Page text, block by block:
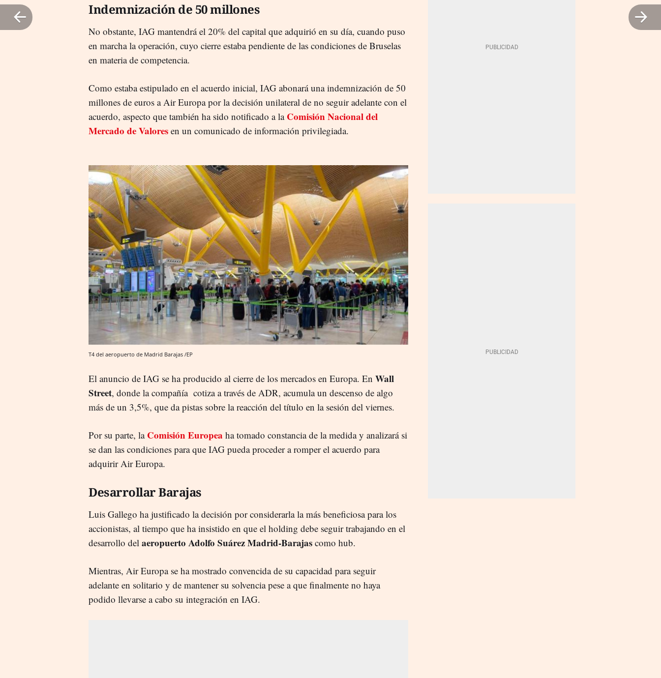
Indemnización de 50 millones
No obstante, IAG mantendrá el 20% del capital que adquirió en su día, cuando puso
en marcha la operación, cuyo cierre estaba pendiente de las condiciones de Bruselas
en materia de competencia.
Como estaba estipulado en el acuerdo inicial, IAG abonará una indemnización de 50
millones de euros a Air Europa por la decisión unilateral de no seguir adelante con el
acuerdo, aspecto que también ha sido notificado a la Comisión Nacional del
Mercado de Valores en un comunicado de información privilegiada.
T4 del aeropuerto de Madrid Barajas /EP
El anuncio de IAG se ha producido al cierre de los mercados en Europa. En Wall
Street, donde la compañía cotiza a través de ADR, acumula un descenso de algo
más de un 3,5%, que da pistas sobre la reacción del título en la sesión del viernes.
Por su parte, la Comisión Europea ha tomado constancia de la medida y analizará si
se dan las condiciones para que IAG pueda proceder a romper el acuerdo para
adquirir Air Europa.
Desarrollar Barajas
Luis Gallego ha justificado la decisión por considerarla la más beneficiosa para los
accionistas, al tiempo que ha insistido en que el holding debe seguir trabajando en el
desarrollo del aeropuerto Adolfo Suárez Madrid-Barajas como hub.
Mientras, Air Europa se ha mostrado convencida de su capacidad para seguir
adelante en solitario y de mantener su solvencia pese a que finalmente no haya
podido llevarse a cabo su integración en IAG.